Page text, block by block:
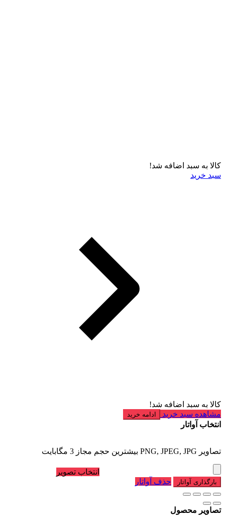
کالا به سبد اضافه شد!
سبد خرید
کالا به سبد اضافه شد!
مشاهده سبد خرید
ادامه خرید
انتخاب آواتار
تصاویر PNG, JPEG, JPG بیشترین حجم مجاز 3 مگابایت
انتخاب تصویر
بارگذاری آواتار حذف آواتار
تصاویر محصول